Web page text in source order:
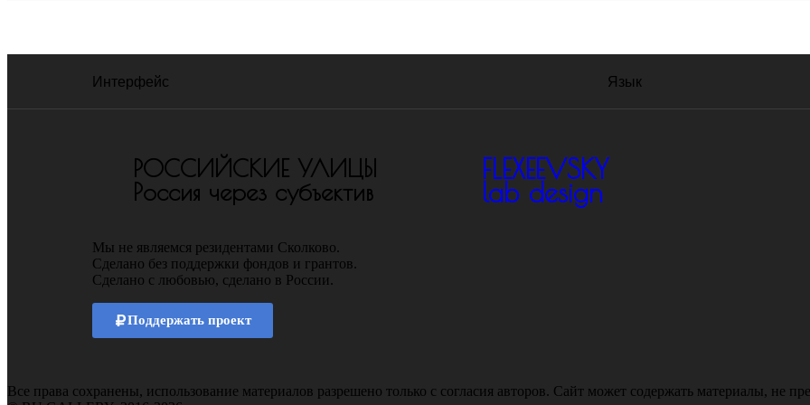
Интерфейс Язык
РОССИЙСКИЕ УЛИЦЫ
Россия через субъектив
Мы не являемся резидентами Сколково.
Сделано без поддержки фондов и грантов.
Сделано с любовью, сделано в России.
Поддержать проект
FLEXEEVSKY
lab design
Все права сохранены, использование материалов разрешено только с согласия авторов. Сайт может содержать материалы, не